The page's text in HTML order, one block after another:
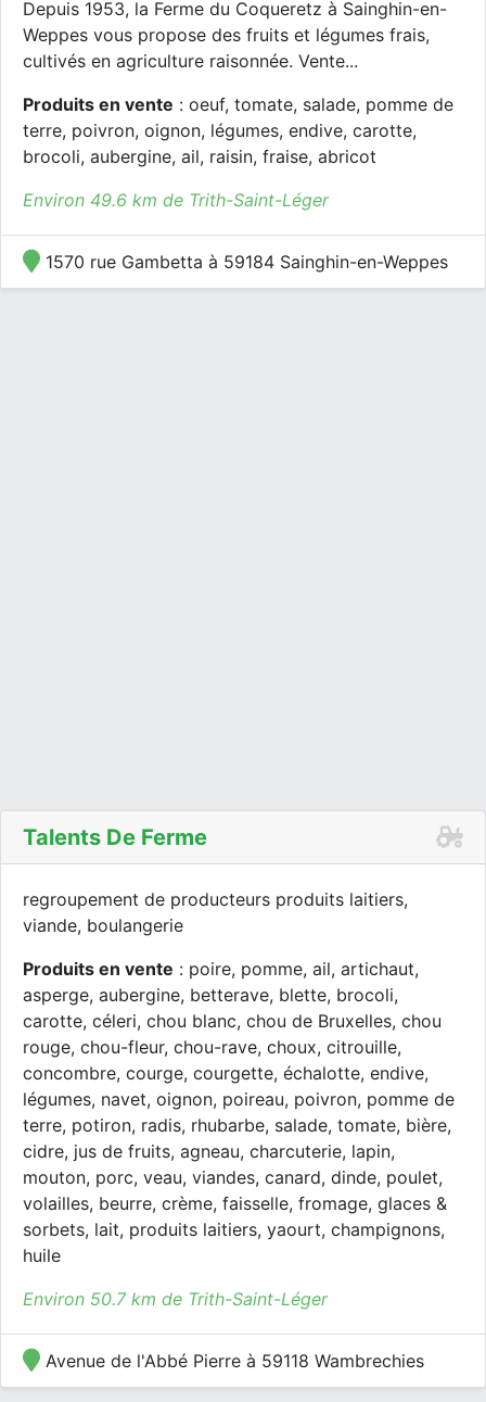
Depuis 1953, la Ferme du Coqueretz à Sainghin-en-
Weppes vous propose des fruits et légumes frais,
cultivés en agriculture raisonnée. Vente...
Produits en vente : oeuf, tomate, salade, pomme de
terre, poivron, oignon, légumes, endive, carotte,
brocoli, aubergine, ail, raisin, fraise, abricot
Environ 49.6 km de Trith-Saint-Léger
1570 rue Gambetta à 59184 Sainghin-en-Weppes
Talents De Ferme
regroupement de producteurs produits laitiers,
viande, boulangerie
Produits en vente : poire, pomme, ail, artichaut,
asperge, aubergine, betterave, blette, brocoli,
carotte, céleri, chou blanc, chou de Bruxelles, chou
rouge, chou-fleur, chou-rave, choux, citrouille,
concombre, courge, courgette, échalotte, endive,
légumes, navet, oignon, poireau, poivron, pomme de
terre, potiron, radis, rhubarbe, salade, tomate, bière,
cidre, jus de fruits, agneau, charcuterie, lapin,
mouton, porc, veau, viandes, canard, dinde, poulet,
volailles, beurre, crème, faisselle, fromage, glaces &
sorbets, lait, produits laitiers, yaourt, champignons,
huile
Environ 50.7 km de Trith-Saint-Léger
Avenue de l'Abbé Pierre à 59118 Wambrechies